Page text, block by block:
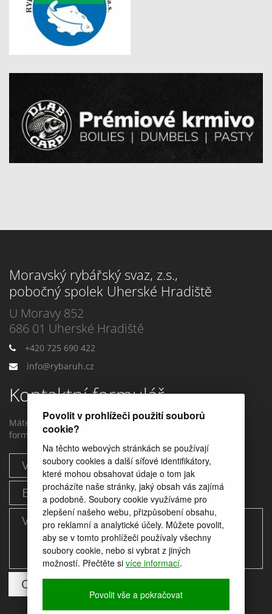
Povolit v prohlížeči použití souborů
cookie?
Na těchto webových stránkách se používají
soubory cookies a další síťové identifikátory,
které mohou obsahovat údaje o tom jak
procházíte naše stránky, jaký obsah vás zajímá
a podobně. Soubory cookie využíváme pro
zlepšení našeho webu, přizpůsobení obsahu,
pro reklamní a analytické účely. Můžete povolit,
aby se v tomto prohlížeči používaly všechny
soubory cookie, nebo si vybrat z jiných
možností. Přečtěte si více informací.
Povolit vše a pokračovat
Moravský rybářský svaz, z.s.,
pobočný spolek Uherské Hradiště
U Moravy 852
686 01 Uherské Hradiště
+420 725 690 422
info@rybaruh.cz
Kontaktní formulář
Máte dotaz? Můžete nám napstat prostřednictvím tohoto
formuláře.